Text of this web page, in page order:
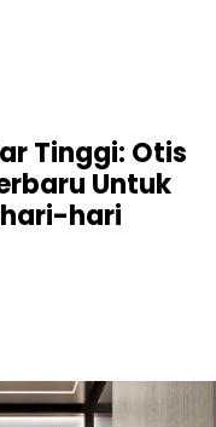
Tinggi: Otis
Untuk
hari